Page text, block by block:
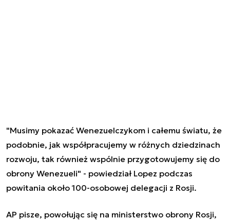
"Musimy pokazać Wenezuelczykom i całemu światu, że
podobnie, jak współpracujemy w różnych dziedzinach
rozwoju, tak również wspólnie przygotowujemy się do
obrony Wenezueli" - powiedział Lopez podczas
powitania około 100-osobowej delegacji z Rosji.
AP pisze, powołując się na ministerstwo obrony Rosji,